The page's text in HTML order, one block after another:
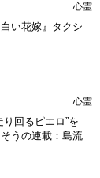
心霊
い花嫁』タクシ
心霊
回るピエロ”を
うの連載：島流